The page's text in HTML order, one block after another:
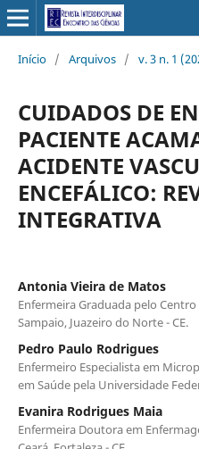
Início / Arquivos / v. 3 n. 1
CUIDADOS DE
PACIENTE
ACIDENTE
ENCEFÁLICO:
INTEGRATIVA
Antonia Vieira de Matos
Enfermeira Graduada pelo
Sampaio, Juazeiro do Norte - CE.
Pedro Paulo Rodrigues
Enfermeiro Especialista em
em Saúde pela Universidade
Evanira Rodrigues Maia
Enfermeira Doutora em